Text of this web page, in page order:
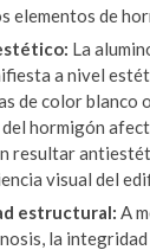
elementos de
La
a nivel
de color blanco
hormigón
resultar
visual del
estructural: A
la integridad